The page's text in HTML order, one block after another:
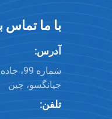
با ما تماس
آدرس:
شماره
جیانگسو، چین
تلفن: